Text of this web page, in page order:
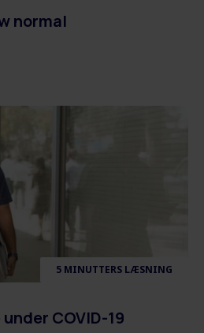
normal
5 MINUTTERS LÆSNING
COVID-19